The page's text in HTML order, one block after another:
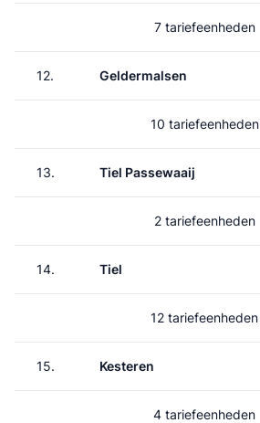
7 tariefeenheden
12. Geldermalsen
10 tariefeenheden
13. Tiel Passewaaij
2 tariefeenheden
14. Tiel
12 tariefeenheden
15. Kesteren
4 tariefeenheden